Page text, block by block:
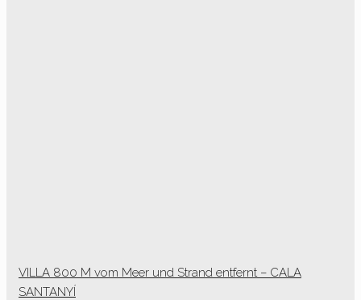
VILLA 800 M vom Meer und Strand entfernt – CALA
SANTANYÍ